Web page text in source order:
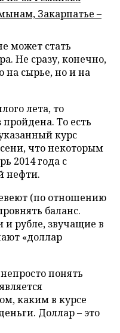
Закарпатье –
может стать
Не сразу, конечно,
сырье, но и на
лета, то
То есть
курс
что некоторым
2014 года с
нефти.
(по отношению
баланс.
рубле, звучащие в
«доллар
понять
каким в курсе
Доллар – это